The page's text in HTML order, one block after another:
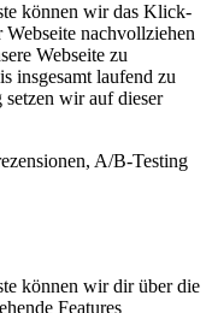
können wir das Klick-
nachvollziehen
Webseite zu
insgesamt laufend zu
wir auf dieser
A/B-Testing
können wir dir über die
Features